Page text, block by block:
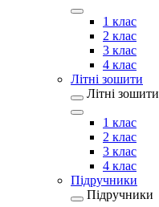
1 клас
2 клас
3 клас
4 клас
Літні зошити
Літні зошити
1 клас
2 клас
3 клас
4 клас
Підручники
Підручники